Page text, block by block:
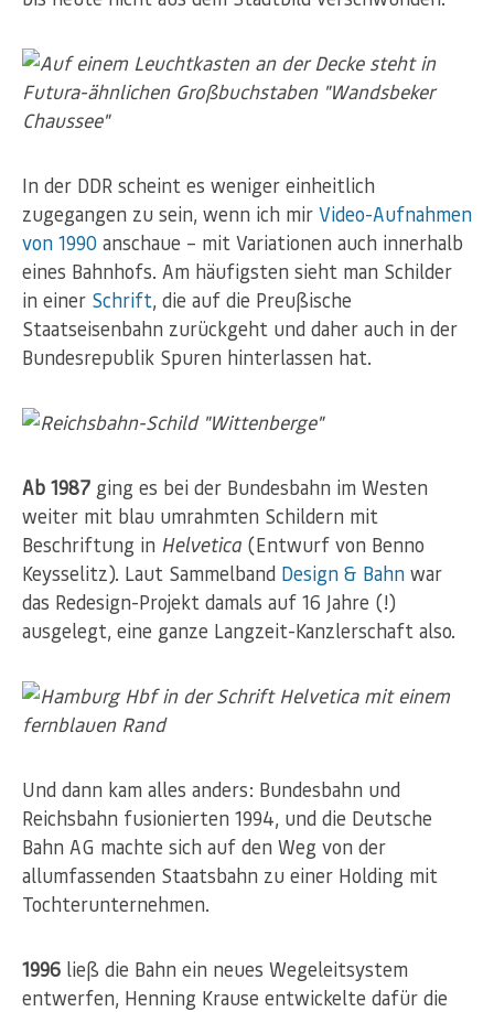
In der DDR scheint es weniger einheitlich
zugegangen zu sein, wenn ich mir Video-Aufnahmen
von 1990 anschaue – mit Variationen auch innerhalb
eines Bahnhofs. Am häufigsten sieht man Schilder
in einer Schrift, die auf die Preußische
Staatseisenbahn zurückgeht und daher auch in der
Bundesrepublik Spuren hinterlassen hat.
Ab 1987 ging es bei der Bundesbahn im Westen
weiter mit blau umrahmten Schildern mit
Beschriftung in Helvetica (Entwurf von Benno
Keysselitz). Laut Sammelband Design & Bahn war
das Redesign-Projekt damals auf 16 Jahre (!)
ausgelegt, eine ganze Langzeit-Kanzlerschaft also.
Und dann kam alles anders: Bundesbahn und
Reichsbahn fusionierten 1994, und die Deutsche
Bahn AG machte sich auf den Weg von der
allumfassenden Staatsbahn zu einer Holding mit
Tochterunternehmen.
1996 ließ die Bahn ein neues Wegeleitsystem
entwerfen, Henning Krause entwickelte dafür die